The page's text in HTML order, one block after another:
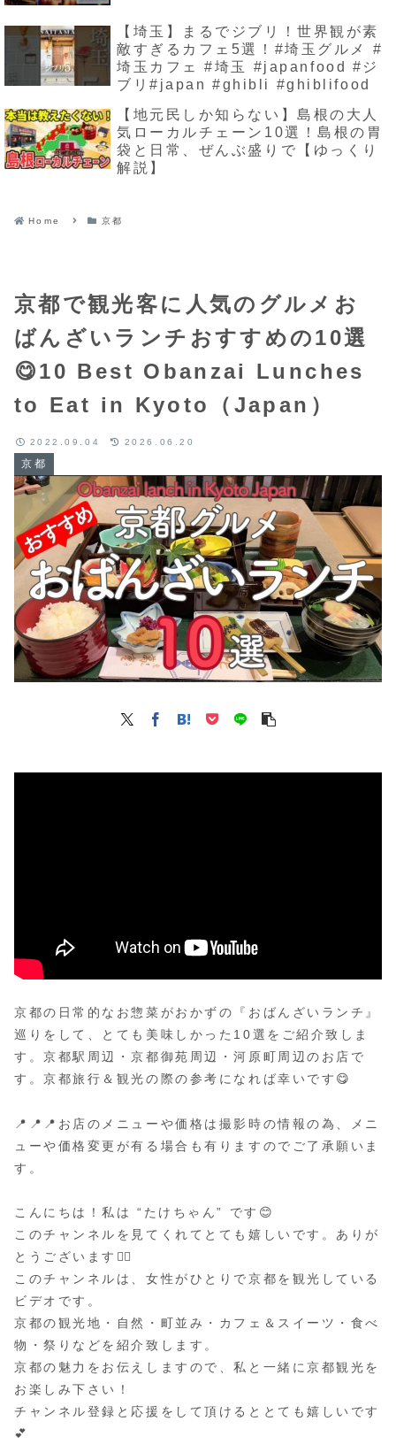
【埼玉】まるでジブリ！世界観が素
敵すぎるカフェ5選！#埼玉グルメ #
埼玉カフェ #埼玉 #japanfood #ジ
ブリ#japan #ghibli #ghiblifood
【地元民しか知らない】島根の大人
気ローカルチェーン10選！島根の胃
袋と日常、ぜんぶ盛りで【ゆっくり
解説】
Home 京都
京都で観光客に人気のグルメお
ばんざいランチおすすめの10選
😋10 Best Obanzai Lunches
to Eat in Kyoto（Japan）
京都
2022.09.04 2026.06.20
京都の日常的なお惣菜がおかずの『おばんざいランチ』
巡りをして、とても美味しかった10選をご紹介致しま
す。京都駅周辺・京都御苑周辺・河原町周辺のお店で
す。京都旅行＆観光の際の参考になれば幸いです😋
📍📍📍お店のメニューや価格は撮影時の情報の為、メニ
ューや価格変更が有る場合も有りますのでご了承願いま
す。
こんにちは！私は “たけちゃん” です😊
このチャンネルを見てくれてとても嬉しいです。ありが
とうございます🙇‍♀️
このチャンネルは、女性がひとりで京都を観光している
ビデオです。
京都の観光地・自然・町並み・カフェ＆スイーツ・食べ
物・祭りなどを紹介致します。
京都の魅力をお伝えしますので、私と一緒に京都観光を
お楽しみ下さい！
チャンネル登録と応援をして頂けるととても嬉しいです
💕